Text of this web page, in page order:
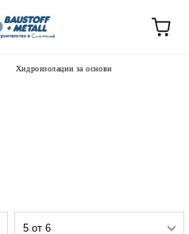
Хидроизолации за основи